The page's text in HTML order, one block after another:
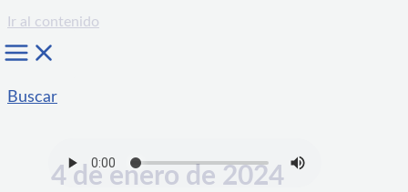
Ir al contenido
Buscar
4 de enero de 2024